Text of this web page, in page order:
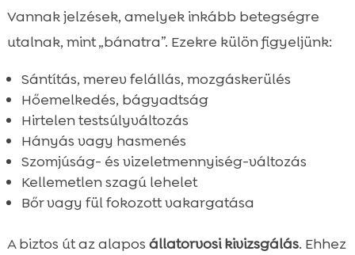
Vannak jelzések, amelyek inkább betegségre
utalnak, mint „bánatra”. Ezekre külön figyeljünk:
Sántítás, merev felállás, mozgáskerülés
Hőemelkedés, bágyadtság
Hirtelen testsúlyváltozás
Hányás vagy hasmenés
Szomjúság- és vizeletmennyiség-változás
Kellemetlen szagú lehelet
Bőr vagy fül fokozott vakargatása
A biztos út az alapos állatorvosi kivizsgálás. Ehhez